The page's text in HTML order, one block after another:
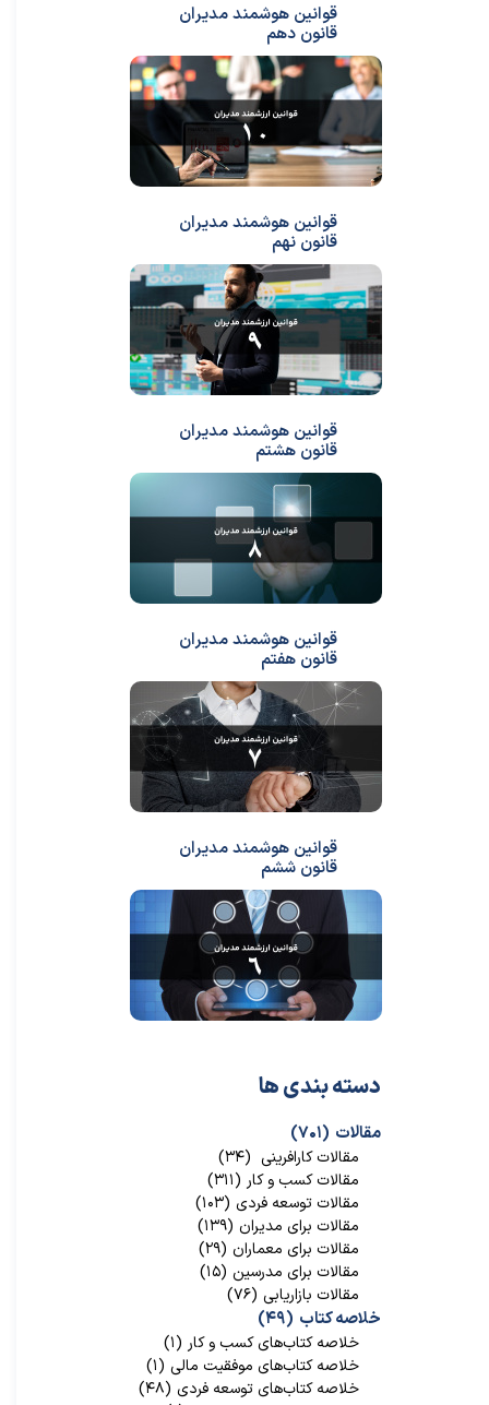
مقالات (۷۰۱)
مقالات کارافرینی (۳۴)
مقالات کسب و کار (۳۱۱)
مقالات توسعه فردی (۱۰۳)
مقالات برای مدیران (۱۳۹)
مقالات برای معماران (۲۹)
مقالات برای مدرسین (۱۵)
مقالات بازاریابی (۷۶)
خلاصه کتاب (۴۹)
خلاصه کتاب‌‌های کسب و کار (۱)
خلاصه کتاب‌‌های موفقیت مالی (۱)
خلاصه کتاب‌های توسعه فردی (۴۸)
دسته بندی ها
قوانین هوشمند مدیران
قانون دهم
قوانین هوشمند مدیران
قانون نهم
قوانین هوشمند مدیران
قانون هشتم
قوانین هوشمند مدیران
قانون هفتم
قوانین هوشمند مدیران
قانون ششم